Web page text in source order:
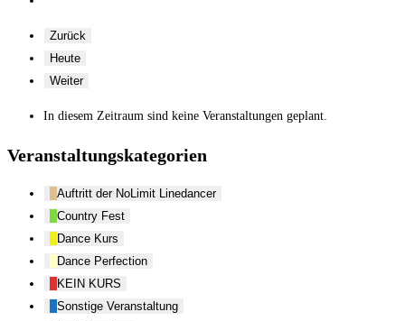
Zurück
Heute
Weiter
In diesem Zeitraum sind keine Veranstaltungen geplant.
Veranstaltungskategorien
Auftritt der NoLimit Linedancer
Country Fest
Dance Kurs
Dance Perfection
KEIN KURS
Sonstige Veranstaltung